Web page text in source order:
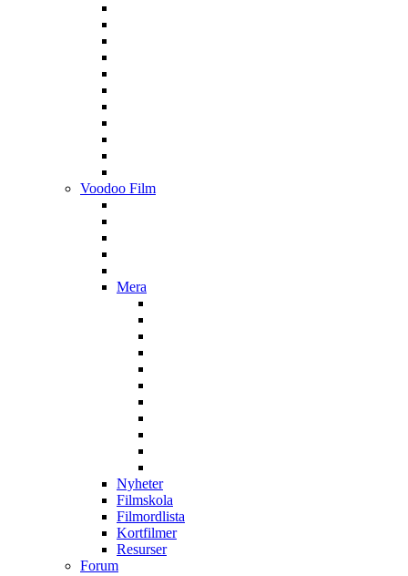
Voodoo Film
Mera
Nyheter
Filmskola
Filmordlista
Kortfilmer
Resurser
Forum